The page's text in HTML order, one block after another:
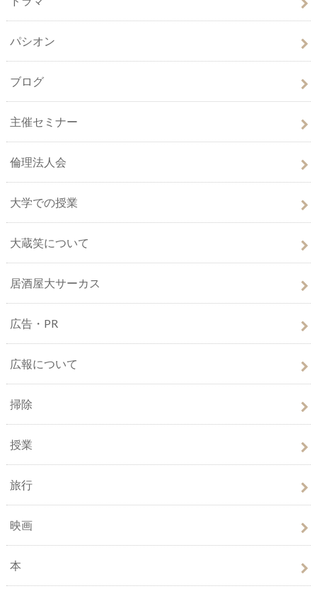
パシオン
ブログ
主催セミナー
倫理法人会
大学での授業
大蔵笑について
居酒屋大サーカス
広告・PR
広報について
掃除
授業
旅行
映画
本